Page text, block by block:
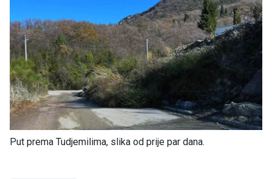
Put prema Tudjemilima, slika od prije par dana.